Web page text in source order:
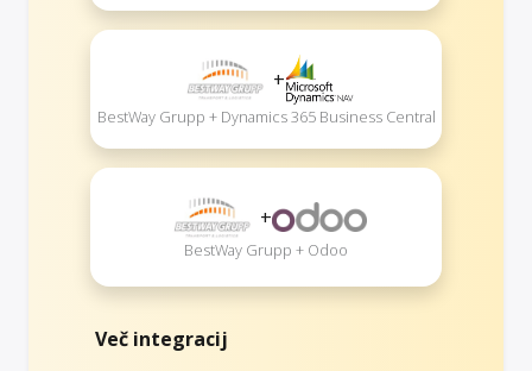
+
BestWay Grupp + Dynamics 365 Business Central
+
BestWay Grupp + Odoo
Več integracij